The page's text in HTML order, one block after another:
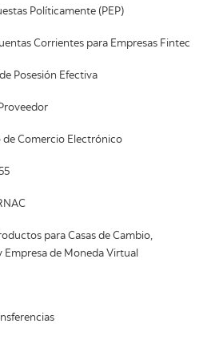
Políticamente (PEP)
Corrientes para Empresas Fintec
Posesión Efectiva
de Comercio Electrónico
para Casas de Cambio,
Empresa de Moneda Virtual